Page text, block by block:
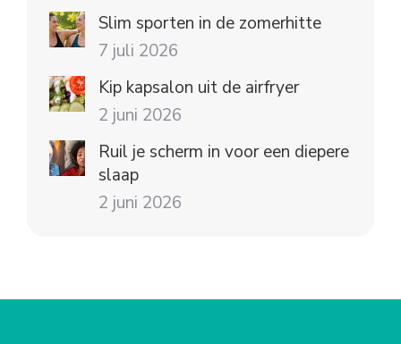
Slim sporten in de zomerhitte
7 juli 2026
Kip kapsalon uit de airfryer
2 juni 2026
Ruil je scherm in voor een diepere
slaap
2 juni 2026